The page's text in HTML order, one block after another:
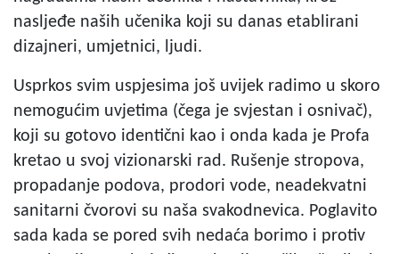
nasljeđe naših učenika koji su danas etablirani
dizajneri, umjetnici, ljudi.
Usprkos svim uspjesima još uvijek radimo u skoro
nemogućim uvjetima (čega je svjestan i osnivač),
koji su gotovo identični kao i onda kada je Profa
kretao u svoj vizionarski rad. Rušenje stropova,
propadanje podova, prodori vode, neadekvatni
sanitarni čvorovi su naša svakodnevica. Poglavito
sada kada se pored svih nedaća borimo i protiv